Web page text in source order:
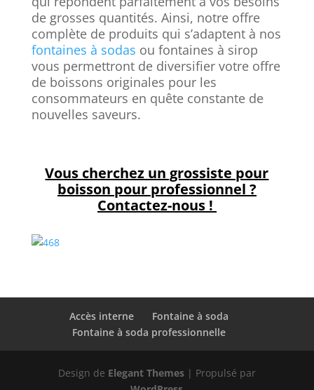
de grosses quantités. Ainsi, notre offre
complète de produits qui s’adaptent à nos
fontaines à sodas ou fontaines à sirop
vous permettront de diversifier votre offre
de boissons originales pour les
consommateurs en quête constante de
nouvelles saveurs.
Vous cherchez un grossiste pour
boisson pour professionnel ?
Contactez-nous !
Accès interne
Fontaine à soda
Fontaine à soda professionnelle
Design de Elegant Themes| Propulsé par